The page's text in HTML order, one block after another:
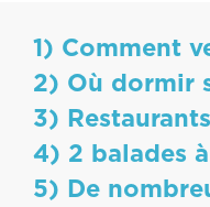
1) Comment
2) Où dormir
3)
4) 2 balades
5) De